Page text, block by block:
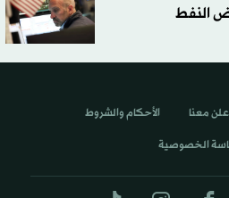
النفط
معنا الأحكام والشروط
الخصوصية